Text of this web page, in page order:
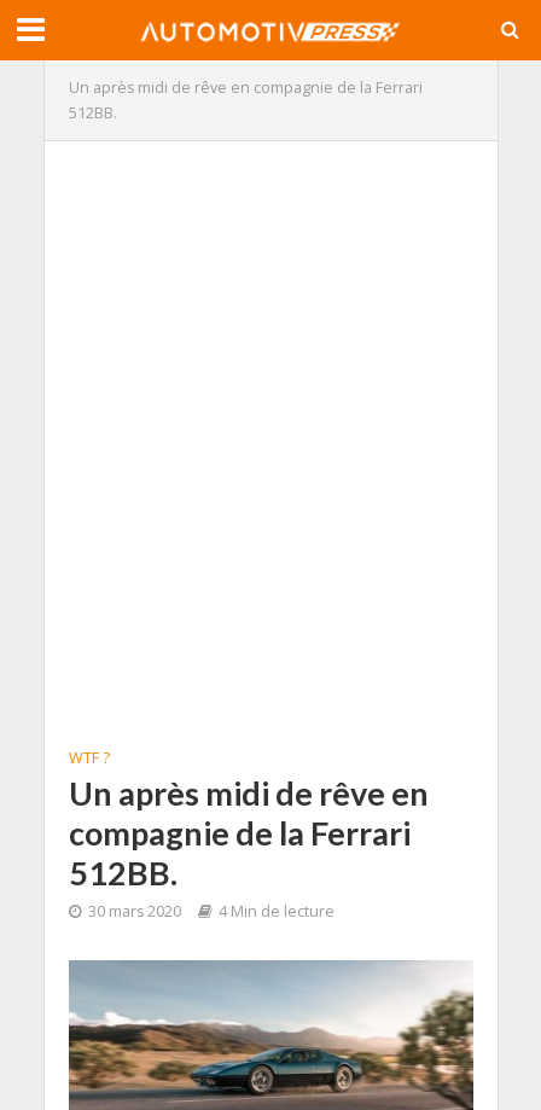
Un après midi de rêve en compagnie de la Ferrari
512BB.
WTF ?
Un après midi de rêve en
compagnie de la Ferrari
512BB.
30 mars 2020 4 Min de lecture